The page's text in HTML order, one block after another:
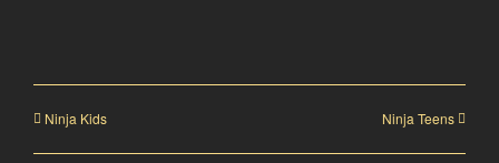
Ninja Kids Ninja Teens